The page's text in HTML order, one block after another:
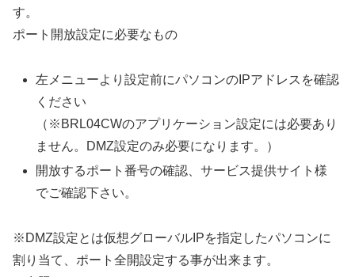
す。
ポート開放設定に必要なもの
左メニューより設定前にパソコンのIPアドレスを確認
ください
（※BRL04CWのアプリケーション設定には必要あり
ません。DMZ設定のみ必要になります。）
開放するポート番号の確認、サービス提供サイト様
でご確認下さい。
※DMZ設定とは仮想グローバルIPを指定したパソコンに
割り当て、ポート全開設定する事が出来ます。